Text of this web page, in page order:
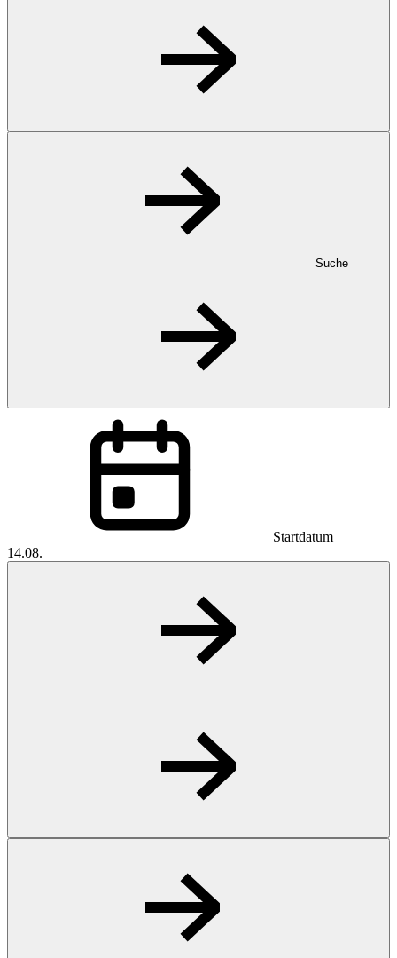
Suche
Startdatum
14.08.